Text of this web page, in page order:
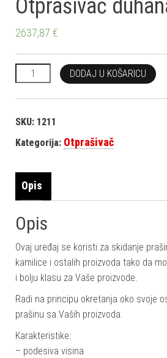
Otprašivač
2637,87 €
Otprašivač duhana/kamilice količina
DODAJ U KOŠARICU
SKU: 1211
Kategorija: Otprašivač
Opis
Opis
Ovaj uređaj se koristi za skidanje
kamilice i ostalih proizvoda tako da
i bolju klasu za Vaše proizvode.
Radi na principu okretanja oko svoje
prašinu sa Vaših proizvoda.
Karakteristike:
– podesiva visina